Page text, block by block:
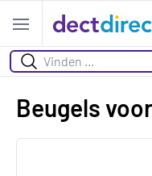
Open menu
Suchen
Beugels